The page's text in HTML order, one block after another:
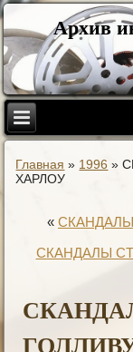
Архив
Главная » 1996 »
ХАРЛОУ
«
СКАНДАЛЫ